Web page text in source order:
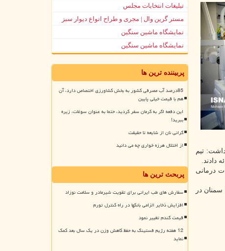
تیم
حضور در مناطق روستایی استان به ۱۹ هزار و ۹۲۰ نفر خدمات درمانی
سمنان در
تبلیغات انتخابات مجلس
مستر گرین وال | مجری و طراح انواع دیوار سبز
نمایشگاه ماشین سنگین
نمایشگاه ماشین سنگین
پربیننده ترین ها
85درصد آب مصرفی کشور به بخش کشاورزی اختصاص دارد، آن
هم با قیمت خیلی پایین
این دفعه اگر به کرمان سفر کردید، حتما به عنوان سوغات، زیره
ببرید!
گرانی نان از شایعه تا حقیقت
از اختلال هرزه خواری چه می دانید
پربحث ترین ها
سفارش های طب ایرانی برای تقویت شیرمادر و سلامت نوزاد
افزایش ذخایر الزامی بانکها در راه کنترل تورم
قیمت گندم تغییر نمود
12 هفته رژیم فستینگ به حفظ کاهش وزن در یک سال بعد کمک
نماید